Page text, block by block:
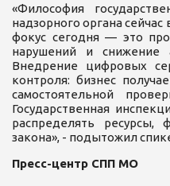
«Философия
надзорного органа
фокус сегодня — это
нарушений и снижение
Внедрение цифровых
контроля: бизнес
самостоятельной
Государственная
распределять ресурсы,
закона», - подытожил
Пресс-центр СПП МО